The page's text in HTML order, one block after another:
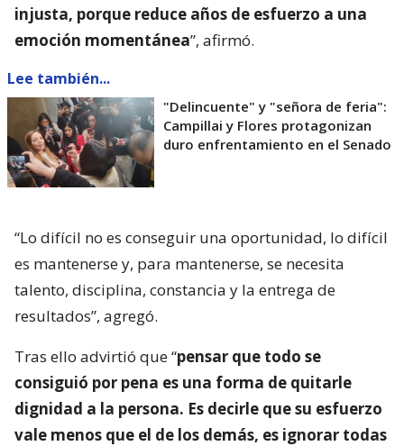
injusta, porque reduce años de esfuerzo a una
emoción momentánea”, afirmó.
Lee también...
"Delincuente" y "señora de feria":
Campillai y Flores protagonizan
duro enfrentamiento en el Senado
“Lo difícil no es conseguir una oportunidad, lo difícil
es mantenerse y, para mantenerse, se necesita
talento, disciplina, constancia y la entrega de
resultados”, agregó.
Tras ello advirtió que “pensar que todo se
consiguió por pena es una forma de quitarle
dignidad a la persona. Es decirle que su esfuerzo
vale menos que el de los demás, es ignorar todas